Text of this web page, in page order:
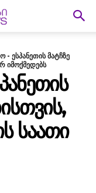
- ესპანეთის მატჩზე
იმოქმედებს
ᲡᲐᲐᲗᲘ